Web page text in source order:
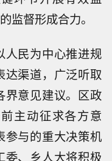
监督形成合力。
人民为中心推进规
达渠道，广泛听取
界意见建议。区政
主动征求各方意
参与的重大决策机
委、乡人大将积极